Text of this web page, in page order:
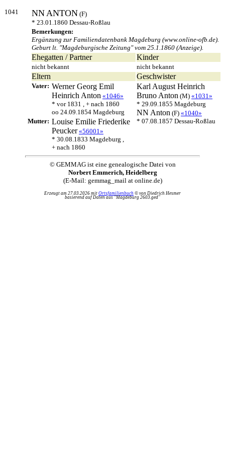
1041 NNANTON (F)
* 23.01.1860 Dessau-Roßlau
Bemerkungen:
Ergänzung zur Familiendatenbank Magdeburg (www.online-ofb.de).
Geburt lt. "Magdeburgische Zeitung" vom 25.1.1860 (Anzeige).
Ehegatten / Partner Kinder
nicht bekannt nicht bekannt
Eltern Geschwister
Vater: Werner Georg Emil
Heinrich Anton «1046»
* vor 1831 , + nach 1860
oo 24.09.1854 Magdeburg
Karl August Heinrich
Bruno Anton (M) «1031»
* 29.09.1855 Magdeburg
NN Anton (F) «1040»
* 07.08.1857 Dessau-Roßlau
Mutter: Louise Emilie Friederike
Peucker «56001»
* 30.08.1833 Magdeburg ,
+ nach 1860
© GEMMAG ist eine genealogische Datei von
Norbert Emmerich, Heidelberg
(E-Mail: gemmag_mail at online.de)
Erzeugt am 27.03.2026 mit Ortsfamilienbuch © von Diedrich Hesmer
basierend auf Daten aus "Magdeburg 2603.ged"